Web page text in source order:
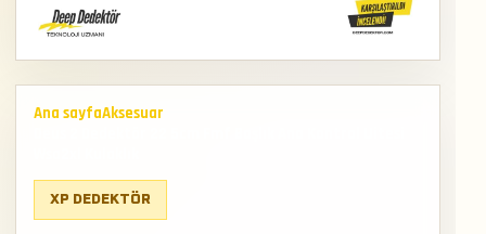
Ana sayfaAksesuar
XP DEDEKTÖR